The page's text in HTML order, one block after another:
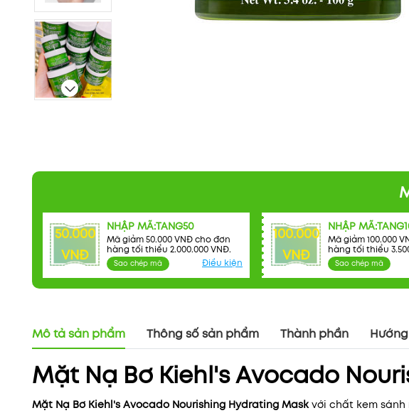
50.000
VNĐ
NHẬP MÃ:TANG50
Mã giảm 50.000 VNĐ cho đơn
hàng tối thiểu 2.000.000 VNĐ.
Sao chép mã Điều kiện
100.000
VNĐ
NHẬP
Mã giảm 100.000
hàng tối thiểu
Sao chép mã
Mã khuyến
Mô tả sản phẩm Thông số sản phẩm Thành phần
Mặt Nạ Bơ Kiehl's Avocado
Mặt Nạ Bơ Kiehl's Avocado Nourishing Hydrating Maskvới chất kem sánh